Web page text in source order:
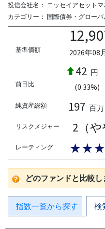
投信会社名： ニッセイアセットマ
カテゴリー： 国際債券・グローバ
基準価額
2026年08
前日比
42 円
(0.33%)
純資産総額 197 百
リスクメジャー 2（や
レーティング ★★★
どのファンドと比較し
指数一覧から探す 検